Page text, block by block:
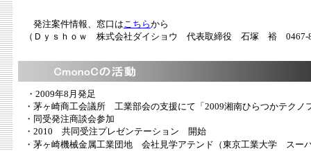
発注案件情報、窓口はこちらから
（Ｄｙｓｈｏｗ 株式会社ダイショウ 代表取締役 石塚 裕 0467-
・2009年8月発足
・茅ヶ崎商工会議所 工業部会の支援にて「2009湘南ひらつかテクノ
・同受発注商談会参加
・2010 共同受注プレゼンテーション 開始
・茅ヶ崎機械金属工業団地 会社見学アテンド（東京工業大学 スー